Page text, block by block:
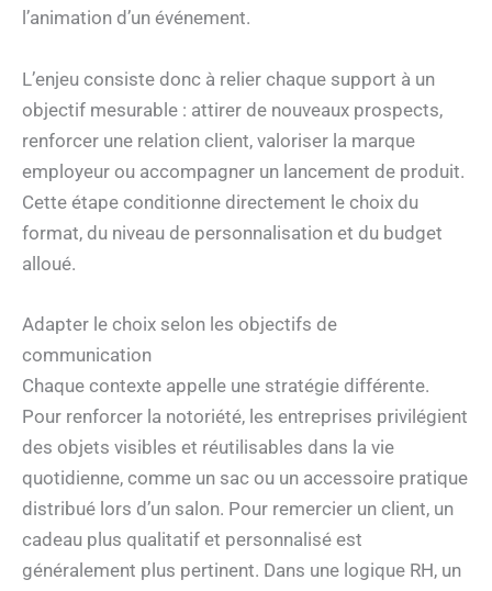
l’animation d’un événement.
L’enjeu consiste donc à relier chaque support à un
objectif mesurable : attirer de nouveaux prospects,
renforcer une relation client, valoriser la marque
employeur ou accompagner un lancement de produit.
Cette étape conditionne directement le choix du
format, du niveau de personnalisation et du budget
alloué.
Adapter le choix selon les objectifs de
communication
Chaque contexte appelle une stratégie différente.
Pour renforcer la notoriété, les entreprises privilégient
des objets visibles et réutilisables dans la vie
quotidienne, comme un sac ou un accessoire pratique
distribué lors d’un salon. Pour remercier un client, un
cadeau plus qualitatif et personnalisé est
généralement plus pertinent. Dans une logique RH, un